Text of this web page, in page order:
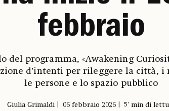
febbraio
del programma, «Awakening
d’intenti per rileggere la città, i
le persone e lo spazio pubblico
Giulia Grimaldi 06 febbraio 2026 5' min di